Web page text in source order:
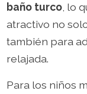
baño turco, lo
atractivo no
también para
relajada.
Para los niños